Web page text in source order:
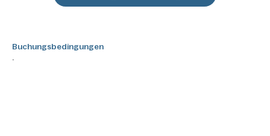
Buchungsbedingungen
.